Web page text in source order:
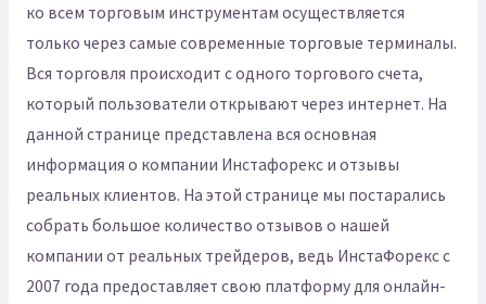
ко всем торговым инструментам осуществляется
только через самые современные торговые терминалы.
Вся торговля происходит с одного торгового счета,
который пользователи открывают через интернет. На
данной странице представлена вся основная
информация о компании Инстафорекс и отзывы
реальных клиентов. На этой странице мы постарались
собрать большое количество отзывов о нашей
компании от реальных трейдеров, ведь ИнстаФорекс с
2007 года предоставляет свою платформу для онлайн-